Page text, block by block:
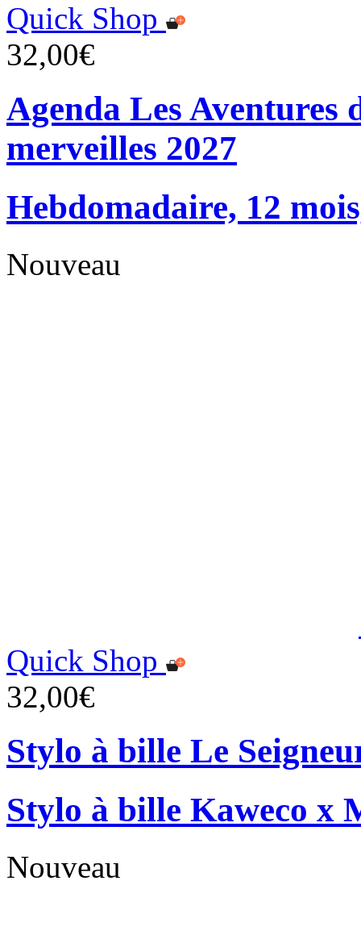
Quick Shop
32,00€
Agenda Les Aventures
merveilles 2027
Hebdomadaire, 12
Nouveau
Quick Shop
32,00€
Stylo à bille Le
Stylo à bille Kaweco x
Nouveau